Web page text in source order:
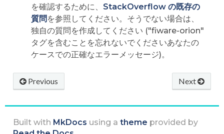
を確認するために、 StackOverflow の既存の
質問 を参照してください。そうでない場合は、
独自の質問を作成してください ("fiware-orion"
タグを含むことを忘れないでくださいあなたの
ケースでの正確なエラーメッセージ)。
Next
Previous
Built with MkDocs using a theme provided by